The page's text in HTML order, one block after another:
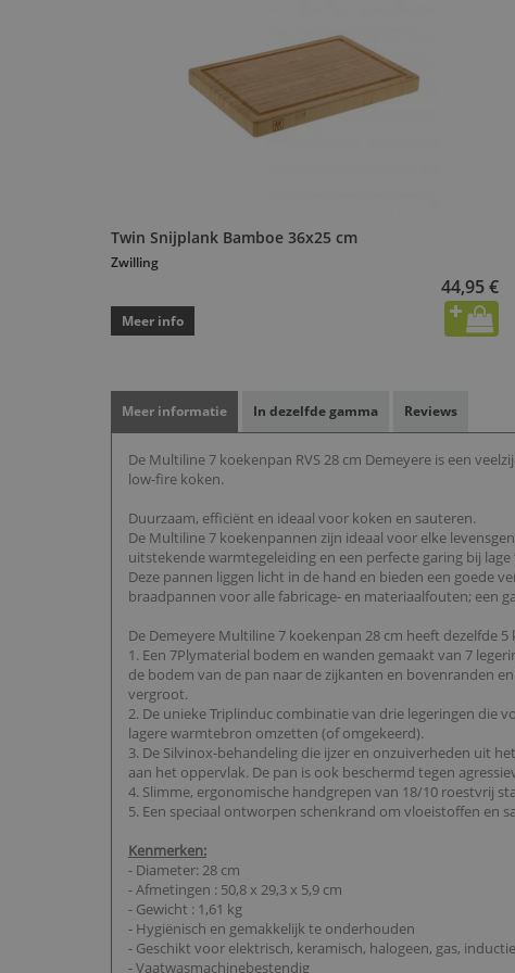
Twin Snijplank Bamboe 36x25 cm
Zwilling
44,95 €
Meer info
Meer informatie In dezelfde gamma Reviews
De Multiline 7 koekenpan RVS 28 cm Demeyere is een
low-fire koken.
Duurzaam, efficiënt en ideaal voor koken en sauteren.
De Multiline 7 koekenpannen zijn ideaal voor elke
uitstekende warmtegeleiding en een perfecte garing bij
Deze pannen liggen licht in de hand en bieden een goede
braadpannen voor alle fabricage- en materiaalfouten; een
De Demeyere Multiline 7 koekenpan 28 cm heeft dezelfde
1. Een 7Plymaterial bodem en wanden gemaakt van 7
de bodem van de pan naar de zijkanten en bovenranden
vergroot.
2. De unieke Triplinduc combinatie van drie legeringen
lagere warmtebron omzetten (of omgekeerd).
3. De Silvinox-behandeling die ijzer en onzuiverheden uit
aan het oppervlak. De pan is ook beschermd tegen
4. Slimme, ergonomische handgrepen van 18/10 roestvrij
5. Een speciaal ontworpen schenkrand om vloeistoffen en
Kenmerken:
- Diameter: 28 cm
- Afmetingen : 50,8 x 29,3 x 5,9 cm
- Gewicht : 1,61 kg
- Hygiënisch en gemakkelijk te onderhouden
- Geschikt voor elektrisch, keramisch, halogeen, gas,
- Vaatwasmachinebestendig